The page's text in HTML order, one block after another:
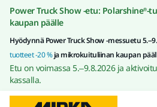
Power Truck Show -etu: Polarshine®-
kaupan päälle
Hyödynnä Power Truck Show -messuetu
tuotteet -20 %ja mikrokuituliinan kaupan
Etu on voimassa 5.–9.8.2026 ja
kassalla.